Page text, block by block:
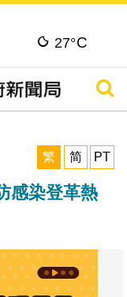
27°C
搜尋
繁
简 PT
感染登革熱